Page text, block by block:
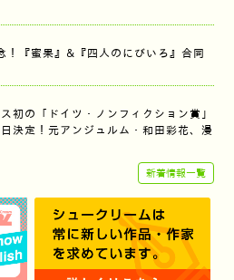
『蜜果』&『四人のにびいろ』合同
初の「ドイツ・ノンフィクション賞」
決定！元アンジュルム・和田彩花、漫
新着情報一覧